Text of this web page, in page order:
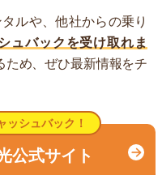
ルや、他社からの乗り
ュバックを受け取れま
ため、ぜひ最新情報をチ
ッシュバック！
公式サイト